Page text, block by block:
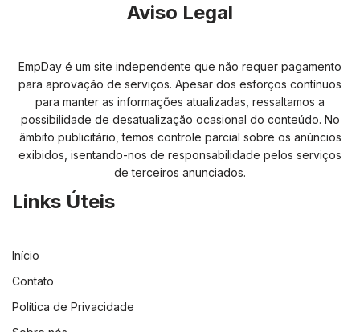
Aviso Legal
EmpDay é um site independente que não requer pagamento
para aprovação de serviços. Apesar dos esforços contínuos
para manter as informações atualizadas, ressaltamos a
possibilidade de desatualização ocasional do conteúdo. No
âmbito publicitário, temos controle parcial sobre os anúncios
exibidos, isentando-nos de responsabilidade pelos serviços
de terceiros anunciados.
Links Úteis
Início
Contato
Política de Privacidade